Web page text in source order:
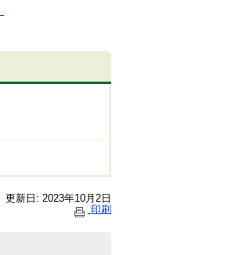
更新日: 2023年10月2日
印刷